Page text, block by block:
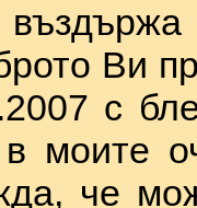
Ви
с
в моите
че